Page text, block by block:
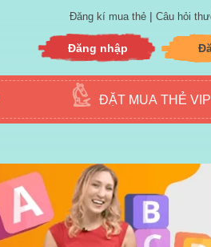
Đăng kí mua thẻ | Câu hỏi
Đăng nhập
ĐẶT MUA THẺ VIP